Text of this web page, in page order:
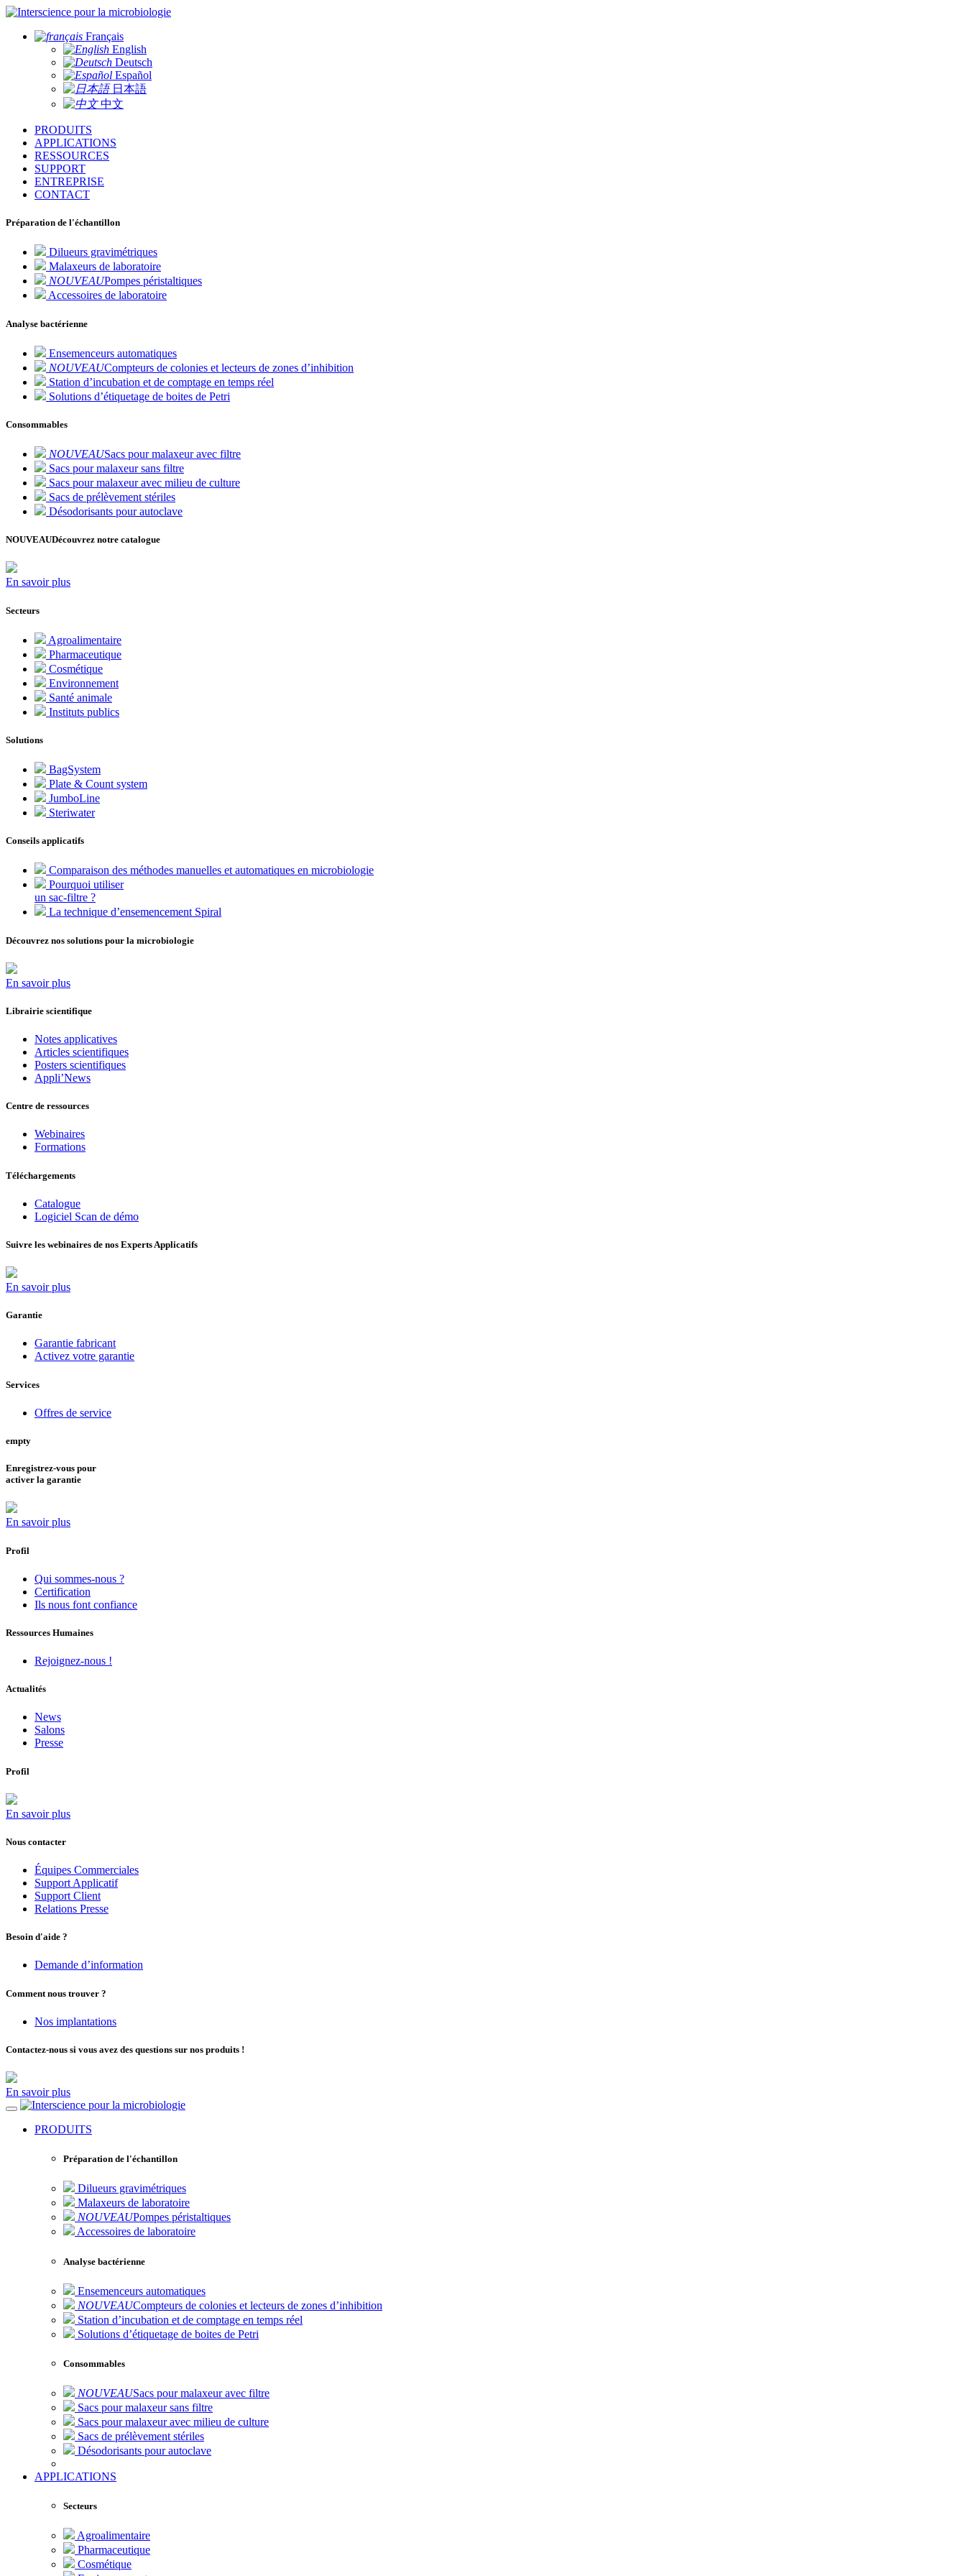
pour la microbiologie
Français
English
Deutsch
Español
日本語
中文
PRODUITS
APPLICATIONS
RESSOURCES
SUPPORT
ENTREPRISE
CONTACT
Préparation de l'échantillon
Dilueurs gravimétriques
Malaxeurs de laboratoire
NOUVEAUPompes péristaltiques
Accessoires de laboratoire
Analyse bactérienne
Ensemenceurs automatiques
NOUVEAUCompteurs de colonies et lecteurs de zones d’inhibition
Station d’incubation et de comptage en temps réel
Solutions d’étiquetage de boites de Petri
Consommables
NOUVEAUSacs pour malaxeur avec filtre
Sacs pour malaxeur sans filtre
Sacs pour malaxeur avec milieu de culture
Sacs de prélèvement stériles
Désodorisants pour autoclave
NOUVEAUDécouvrez notre catalogue
En savoir plus
Secteurs
Agroalimentaire
Pharmaceutique
Cosmétique
Environnement
Santé animale
Instituts publics
Solutions
BagSystem
Plate & Count system
JumboLine
Steriwater
Conseils applicatifs
Comparaison des méthodes manuelles et automatiques en microbiologie
Pourquoi utiliser
un sac-filtre ?
La technique d’ensemencement Spiral
Découvrez nos solutions pour la microbiologie
En savoir plus
Librairie scientifique
Notes applicatives
Articles scientifiques
Posters scientifiques
Appli’News
Centre de ressources
Webinaires
Formations
Téléchargements
Catalogue
Logiciel Scan de démo
Suivre les webinaires de nos Experts Applicatifs
En savoir plus
Garantie
Garantie fabricant
Activez votre garantie
Services
Offres de service
empty
Enregistrez-vous pour
activer la garantie
En savoir plus
Profil
Qui sommes-nous ?
Certification
Ils nous font confiance
Ressources Humaines
Rejoignez-nous !
Actualités
News
Salons
Presse
Profil
En savoir plus
Nous contacter
Équipes Commerciales
Support Applicatif
Support Client
Relations Presse
Besoin d'aide ?
Demande d’information
Comment nous trouver ?
Nos implantations
Contactez-nous si vous avez des questions sur nos produits !
En savoir plus
pour la microbiologie
PRODUITS
Préparation de l'échantillon
Dilueurs gravimétriques
Malaxeurs de laboratoire
NOUVEAUPompes péristaltiques
Accessoires de laboratoire
Analyse bactérienne
Ensemenceurs automatiques
NOUVEAUCompteurs de colonies et lecteurs de zones d’inhibition
Station d’incubation et de comptage en temps réel
Solutions d’étiquetage de boites de Petri
Consommables
NOUVEAUSacs pour malaxeur avec filtre
Sacs pour malaxeur sans filtre
Sacs pour malaxeur avec milieu de culture
Sacs de prélèvement stériles
Désodorisants pour autoclave
APPLICATIONS
Secteurs
Agroalimentaire
Pharmaceutique
Cosmétique